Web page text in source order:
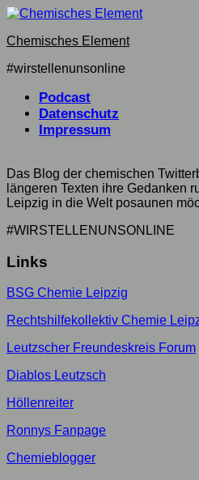
Skip
content
Chemisches Element
#wirstellenunsonline
Podcast
Datenschutz
Impressum
Das Blog der chemischen
längeren Texten ihre Gedanken
Leipzig in die Welt posaunen
#WIRSTELLENUNSONLINE
Links
BSG Chemie Leipzig
Rechtshilfekollektiv Chemie
Leutzscher Freundeskreis Forum
Diablos Leutzsch
Höllenreiter
Ronnys Fanpage
Chemieblogger